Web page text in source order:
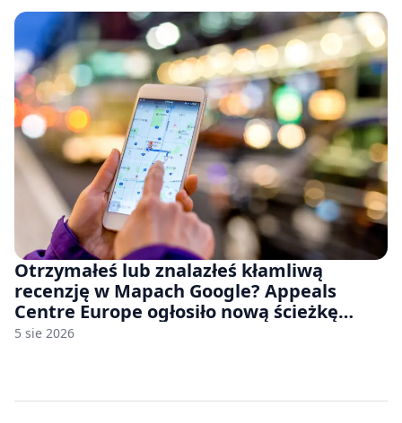
Otrzymałeś lub znalazłeś kłamliwą
recenzję w Mapach Google? Appeals
Centre Europe ogłosiło nową ścieżkę
odwoławczą dla firm i konsumentów
5 sie 2026